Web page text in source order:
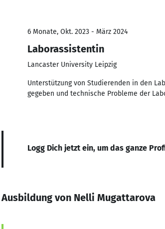
6 Monate, Okt. 2023 - März 2024
Laborassistentin
Lancaster University Leipzig
Unterstützung von Studierenden in den
gegeben und technische Probleme der
Logg Dich jetzt ein, um das ganze
Ausbildung von Nelli Mugattarova